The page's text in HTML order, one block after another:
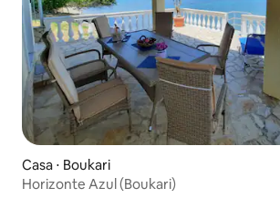
Casa ⋅ Boukari
Horizonte Azul (Boukari)